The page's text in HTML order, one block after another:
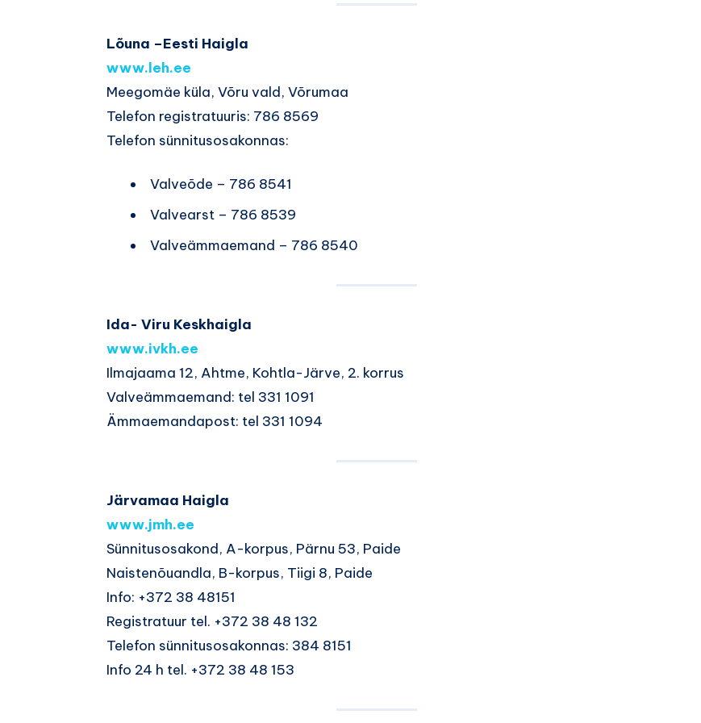
Lõuna –Eesti Haigla
www.leh.ee
Meegomäe küla, Võru vald, Võrumaa
Telefon registratuuris: 786 8569
Telefon sünnitusosakonnas:
Valveõde – 786 8541
Valvearst – 786 8539
Valveämmaemand – 786 8540
Ida- Viru Keskhaigla
www.ivkh.ee
Ilmajaama 12, Ahtme, Kohtla-Järve, 2. korrus
Valveämmaemand: tel 331 1091
Ämmaemandapost: tel 331 1094
Järvamaa Haigla
www.jmh.ee
Sünnitusosakond, A-korpus, Pärnu 53, Paide
Naistenõuandla, B-korpus, Tiigi 8, Paide
Info: +372 38 48151
Registratuur tel. +372 38 48 132
Telefon sünnitusosakonnas: 384 8151
Info 24 h tel. +372 38 48 153